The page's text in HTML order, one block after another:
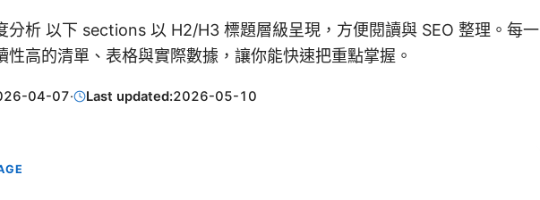
分析 以下 sections 以 H2/H3 標題層級呈現，方便閱讀與 SEO 整理。每一
性高的清單、表格與實際數據，讓你能快速把重點掌握。
04-07· Last updated:2026-05-10